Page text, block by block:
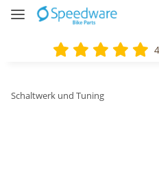
Schaltwerk und Tuning